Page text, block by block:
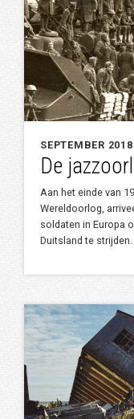
SEPTEMBER 2018
De
Aan het einde van
Wereldoorlog,
soldaten in Europa
Duitsland te